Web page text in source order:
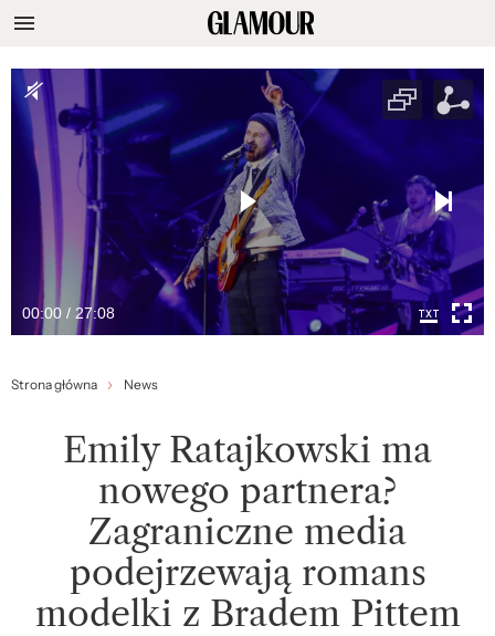
00:00 / 27:08
Strona główna News
Emily Ratajkowski ma
nowego partnera?
Zagraniczne media
podejrzewają romans
modelki z Bradem Pittem